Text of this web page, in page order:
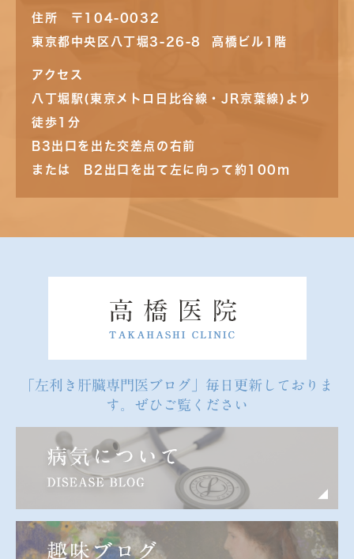
住所 〒104-0032
東京都中央区八丁堀3-26-8 高橋ビル1階
アクセス
八丁堀駅(東京メトロ日比谷線・JR京葉線)より
徒歩1分
B3出口を出た交差点の右前
または B2出口を出て左に向って約100m
「左利き肝臓専門医ブログ」毎日更新しておりま
す。ぜひご覧ください